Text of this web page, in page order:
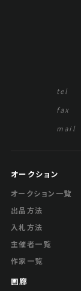
tel
fax
mail
オークション
オークション一覧
出品方法
入札方法
主催者一覧
作家一覧
画廊